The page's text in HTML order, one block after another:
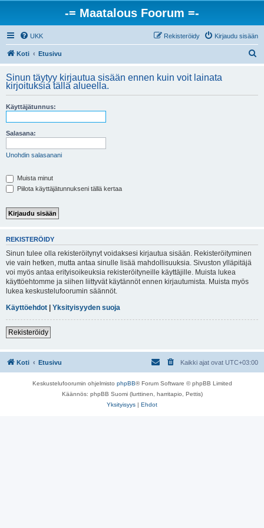
-= Maatalous Foorum =-
UKK Kirjaudu sisään
Rekisteröidy
Koti Etusivu
i
Sinun täytyy kirjautua sisään ennen kuin voit lainata
kirjoituksia tällä alueella.
Käyttäjätunnus:
Salasana:
Unohdin salasanani
Muista minut
Piilota käyttäjätunnukseni tällä kertaa
REKISTERÖIDY
Sinun tulee olla rekisteröitynyt voidaksesi kirjautua sisään. Rekisteröityminen
vie vain hetken, mutta antaa sinulle lisää mahdollisuuksia. Sivuston ylläpitäjä
voi myös antaa erityisoikeuksia rekisteröityneille käyttäjille. Muista lukea
käyttöehtomme ja siihen liittyvät käytännöt ennen kirjautumista. Muista myös
lukea keskustelufoorumin säännöt.
Käyttöehdot | Yksityisyyden suoja
Rekisteröidy
Koti Etusivu Kaikki ajat ovat UTC+03:00
Keskustelufoorumin ohjelmisto phpBB® Forum Software © phpBB Limited
Käännös: phpBB Suomi (lurttinen, harritapio, Pettis)
Yksityisyys | Ehdot